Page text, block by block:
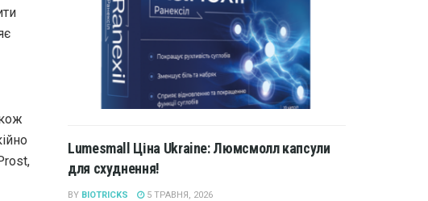
Lumesmall Ціна Ukraine: Люмсмолл капсули
для схуднення!
BY BIOTRICKS 5 ТРАВНЯ, 2026